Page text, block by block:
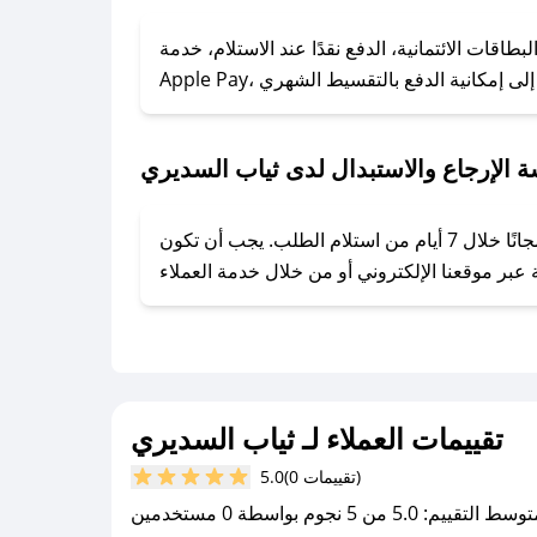
على كوبونات وخصومات حصرية، قم بما يلي:
- اضغط على أيقونة متابعة لمتجر ثياب السديري في تطبيق صحصح.
- تابع حسابنا الرسمي على تويتر وقم بتفعيل زر التنبيهات.
الائتمانية، الدفع نقدًا عند الاستلام، خدمة
الإرجاع والاستبدال لدى ثياب السديري
يحرص ثياب السديري على توفير تجربة تسوق آمنة ومريحة لعملائه، حيث يمكنك استرجاع أو استبدال المنتجات مجانًا خلال 7 أيام من استلام الطلب. يجب أن تكون
تقييمات العملاء لـ ثياب السديري
5.0 (0 تقييمات)
التقييم: 5.0 من 5 نجوم بواسطة 0 مستخدمين